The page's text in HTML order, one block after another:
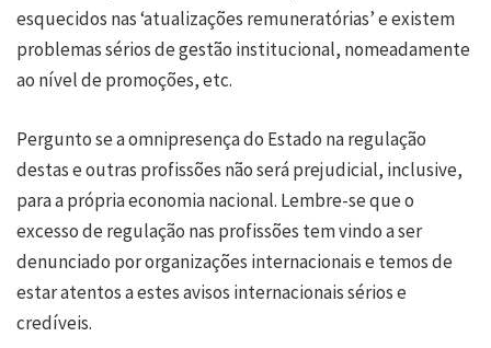
esquecidos nas ‘atualizações remuneratórias’ e existem
problemas sérios de gestão institucional, nomeadamente
ao nível de promoções, etc.
Pergunto se a omnipresença do Estado na regulação
destas e outras profissões não será prejudicial, inclusive,
para a própria economia nacional. Lembre-se que o
excesso de regulação nas profissões tem vindo a ser
denunciado por organizações internacionais e temos de
estar atentos a estes avisos internacionais sérios e
credíveis.